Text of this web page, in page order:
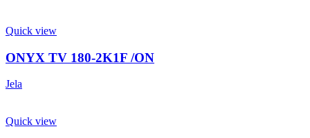
Quick view
ONYX TV 180-2K1F /ON
Jela
Quick view